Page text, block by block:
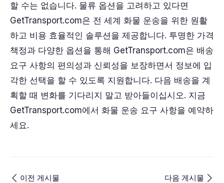
할 수는 없습니다. 물류 옵션을 고려하고 있다면
GetTransport.com은 전 세계 화물 운송을 위한 원활
하고 비용 효율적인 솔루션을 제공합니다. 투명한 가격
책정과 다양한 옵션을 통해 GetTransport.com은 배송
요구 사항의 편의성과 신뢰성을 보장하면서 정보에 입
각한 선택을 할 수 있도록 지원합니다. 다음 배송을 계
획할 때 변화를 기다리지 말고 받아들이십시오. 지금
GetTransport.com에서 화물 운송 요구 사항을 예약하
세요.
이전 게시물 다음 게시물